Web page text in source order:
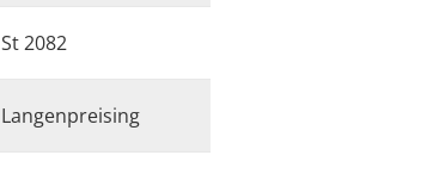
St 2082
Langenpreising